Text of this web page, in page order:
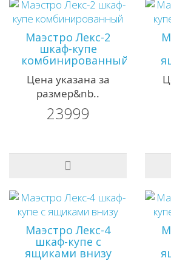
Маэстро Лекс-2
шкаф-купе
комбинированный
Цена указана за
размер&nb..
23999
Маэстро Лекс-4
шкаф-купе с
ящиками внизу